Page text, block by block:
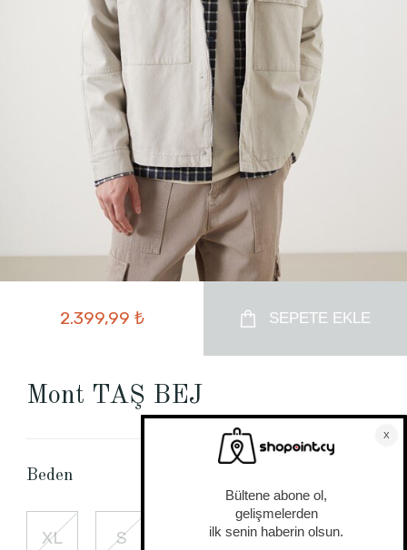
2.399,99 ₺ SEPETE EKLE
Mont TAŞ BEJ
Beden
XL S L 2XL